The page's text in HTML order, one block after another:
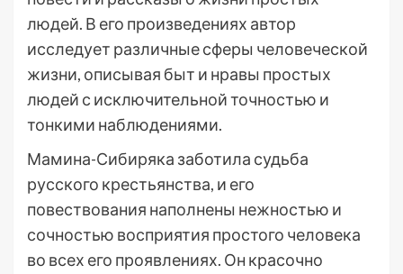
людей. В его произведениях автор
исследует различные сферы человеческой
жизни, описывая быт и нравы простых
людей с исключительной точностью и
тонкими наблюдениями.
Мамина-Сибиряка заботила судьба
русского крестьянства, и его
повествования наполнены нежностью и
сочностью восприятия простого человека
во всех его проявлениях. Он красочно